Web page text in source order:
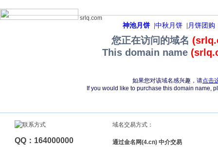
srlq.com
神池月饼| 中秋月饼 月饼团购
您正在访问的域名
This domain name
如果您对该域名感兴趣，请点击
If you would like to purchase this domain name,
QQ：164000000
域名交易方式：
通过金名网(4.cn) 中介交易